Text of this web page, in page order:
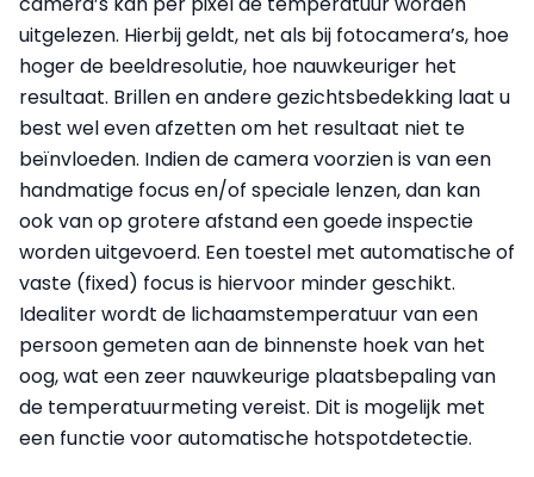
uitgelezen. Hierbij geldt, net als bij fotocamera’s, hoe
hoger de beeldresolutie, hoe nauwkeuriger het
resultaat. Brillen en andere gezichtsbedekking laat u
best wel even afzetten om het resultaat niet te
beïnvloeden. Indien de camera voorzien is van een
handmatige focus en/of speciale lenzen, dan kan
ook van op grotere afstand een goede inspectie
worden uitgevoerd. Een toestel met automatische of
vaste (fixed) focus is hiervoor minder geschikt.
Idealiter wordt de lichaamstemperatuur van een
persoon gemeten aan de binnenste hoek van het
oog, wat een zeer nauwkeurige plaatsbepaling van
de temperatuurmeting vereist. Dit is mogelijk met
een functie voor automatische hotspotdetectie.